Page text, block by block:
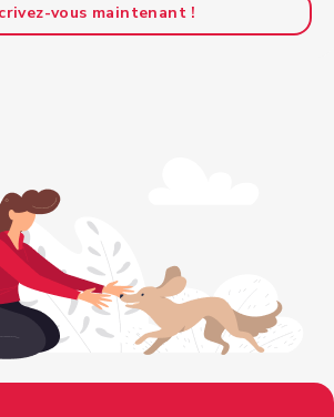
vous maintenant !